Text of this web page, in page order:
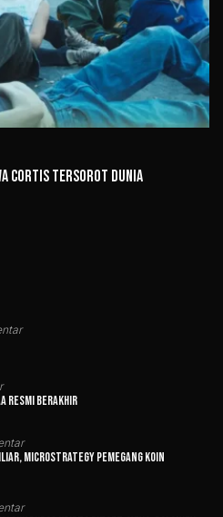
CORTIS Tersorot Dunia
Resmi Berakhir
MicroStrategy Pemegang Koin